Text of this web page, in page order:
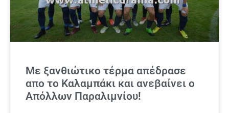
Με ξανθιώτικο τέρμα απέδρασε
απο το Καλαμπάκι και ανεβαίνει ο
Απόλλων Παραλιμνίου!